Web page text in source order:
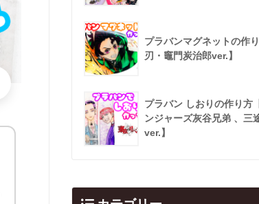
プラバンマグネットの作
刃・竈門炭治郎ver.】
プラバン しおりの作り方
ンジャーズ灰谷兄弟 、三
ver.】